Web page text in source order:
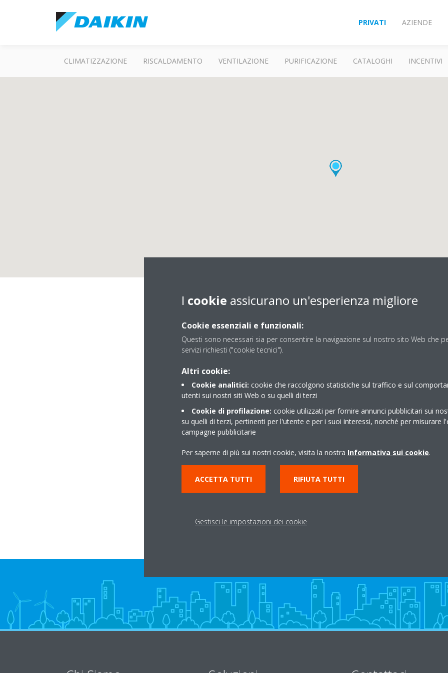
PRIVATI AZIENDE
CLIMATIZZAZIONE RISCALDAMENTO VENTILAZIONE PURIFICAZIONE CATALOGHI INCENTIVI
IACOMELLI E FULIGNI SAS DI
Comfort Store con vetrina
Via Montalese, 37/39
59013 BAGNOLO - MONTEMURLO PO
I cookie assicurano un'esperienza migliore
Cookie essenziali e funzionali:
Questi sono necessari sia per consentire la navigazione sul nostro sito Web che
servizi richiesti ("cookie tecnici").
Altri cookie:
Cookie analitici: cookie che raccolgono statistiche sul traffico e sul
utenti sui nostri siti Web o su quelli di terzi
Cookie di profilazione: cookie utilizzati per fornire annunci pubblicitari sui
su quelli di terzi, pertinenti per l'utente e per i suoi interessi, nonché per misurare
campagne pubblicitarie
Per saperne di più sui nostri cookie, visita la nostra Informativa sui cookie.
ACCETTA TUTTI RIFIUTA TUTTI
Gestisci le impostazioni dei cookie